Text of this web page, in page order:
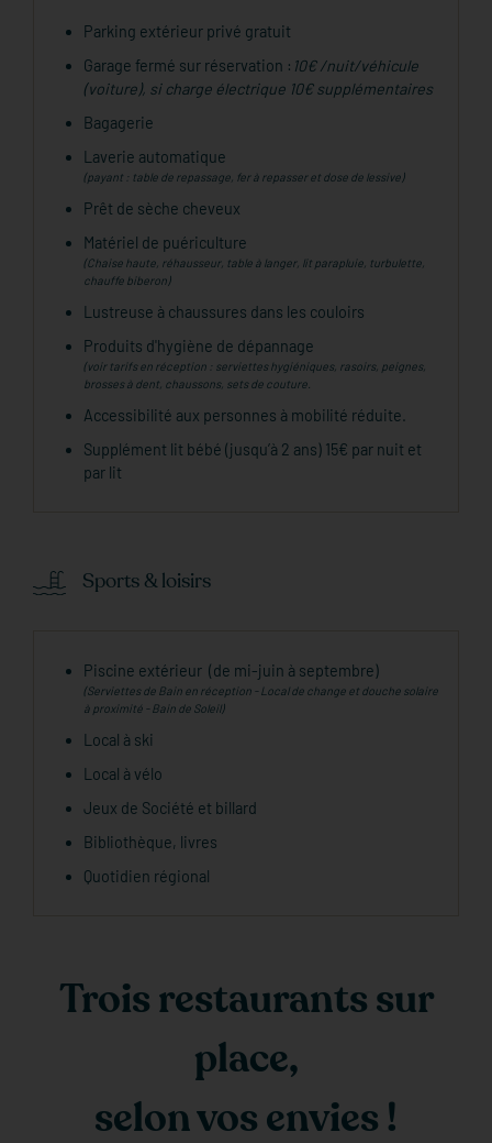
Parking extérieur privé gratuit
Garage fermé sur réservation : 10€ /nuit/véhicule
(voiture), si charge électrique 10€ supplémentaires
Bagagerie
Laverie automatique
(payant : table de repassage, fer à repasser et dose de lessive)
Prêt de sèche cheveux
Matériel de puériculture
(Chaise haute, réhausseur, table à langer, lit parapluie, turbulette,
chauffe biberon)
Lustreuse à chaussures dans les couloirs
Produits d'hygiène de dépannage
(voir tarifs en réception : serviettes hygiéniques, rasoirs, peignes,
brosses à dent, chaussons, sets de couture.
Accessibilité aux personnes à mobilité réduite.
Supplément lit bébé (jusqu’à 2 ans) 15€ par nuit et
par lit
Sports & loisirs
Piscine extérieur (de mi-juin à septembre)
(Serviettes de Bain en réception - Local de change et douche solaire
à proximité - Bain de Soleil)
Local à ski
Local à vélo
Jeux de Société et billard
Bibliothèque, livres
Quotidien régional
Trois restaurants sur
place,
selon vos envies !